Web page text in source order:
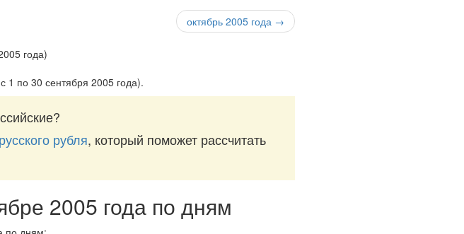
октябрь 2005 года →
1 по 30 сентября 2005 года).
рубля, который поможет рассчитать
2005 года по дням